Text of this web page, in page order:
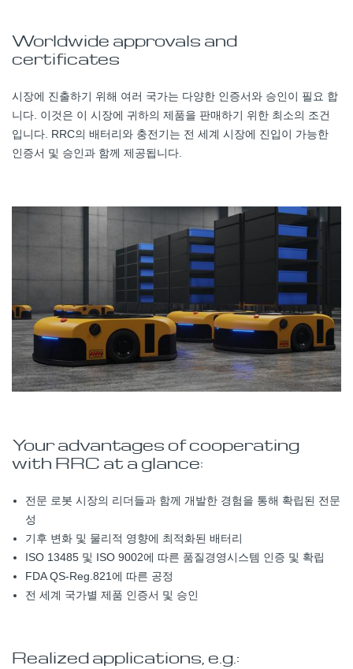
Worldwide approvals and
certificates
시장에 진출하기 위해 여러 국가는 다양한 인증서와 승인이 필요 합
니다. 이것은 이 시장에 귀하의 제품을 판매하기 위한 최소의 조건
입니다. RRC의 배터리와 충전기는 전 세계 시장에 진입이 가능한
인증서 및 승인과 함께 제공됩니다.
Your advantages of cooperating
with RRC at a glance:
전문 로봇 시장의 리더들과 함께 개발한 경험을 통해 확립된 전문
성
기후 변화 및 물리적 영향에 최적화된 배터리
ISO 13485 및 ISO 9002에 따른 품질경영시스템 인증 및 확립
FDA QS-Reg.821에 따른 공정
전 세계 국가별 제품 인증서 및 승인
Realized applications, e.g.: